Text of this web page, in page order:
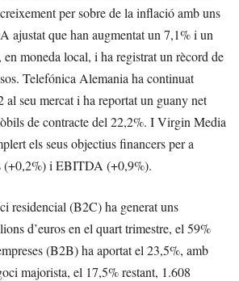
per sobre de la inflació amb uns
ajustat que han augmentat un 7,1% i un
moneda local, i ha registrat un rècord de
Telefónica Alemania ha continuat
al seu mercat i ha reportat un guany net
de contracte del 22,2%. I Virgin Media
els seus objectius financers per a
(+0,2%) i EBITDA (+0,9%).
residencial (B2C) ha generat uns
d’euros en el quart trimestre, el 59%
(B2B) ha aportat el 23,5%, amb
majorista, el 17,5% restant, 1.608